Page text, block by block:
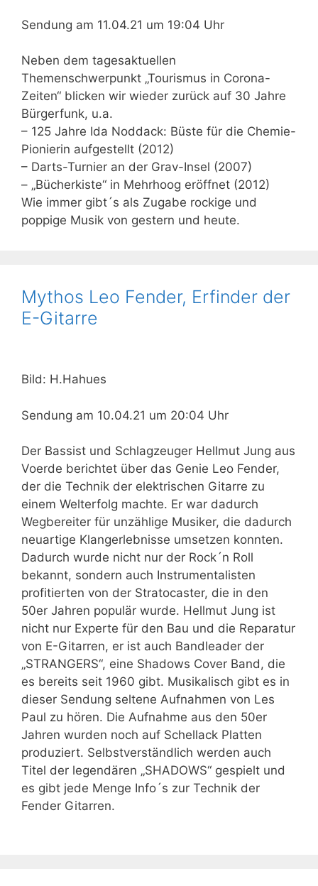
Sendung am 11.04.21 um 19:04 Uhr
Neben dem tagesaktuellen
Themenschwerpunkt „Tourismus in Corona-
Zeiten“ blicken wir wieder zurück auf 30 Jahre
Bürgerfunk, u.a.
– 125 Jahre Ida Noddack: Büste für die Chemie-
Pionierin aufgestellt (2012)
– Darts-Turnier an der Grav-Insel (2007)
– „Bücherkiste“ in Mehrhoog eröffnet (2012)
Wie immer gibt´s als Zugabe rockige und
poppige Musik von gestern und heute.
Mythos Leo Fender, Erfinder der
E-Gitarre
Bild: H.Hahues
Sendung am 10.04.21 um 20:04 Uhr
Der Bassist und Schlagzeuger Hellmut Jung aus
Voerde berichtet über das Genie Leo Fender,
der die Technik der elektrischen Gitarre zu
einem Welterfolg machte. Er war dadurch
Wegbereiter für unzählige Musiker, die dadurch
neuartige Klangerlebnisse umsetzen konnten.
Dadurch wurde nicht nur der Rock´n Roll
bekannt, sondern auch Instrumentalisten
profitierten von der Stratocaster, die in den
50er Jahren populär wurde. Hellmut Jung ist
nicht nur Experte für den Bau und die Reparatur
von E-Gitarren, er ist auch Bandleader der
„STRANGERS“, eine Shadows Cover Band, die
es bereits seit 1960 gibt. Musikalisch gibt es in
dieser Sendung seltene Aufnahmen von Les
Paul zu hören. Die Aufnahme aus den 50er
Jahren wurden noch auf Schellack Platten
produziert. Selbstverständlich werden auch
Titel der legendären „SHADOWS“ gespielt und
es gibt jede Menge Info´s zur Technik der
Fender Gitarren.